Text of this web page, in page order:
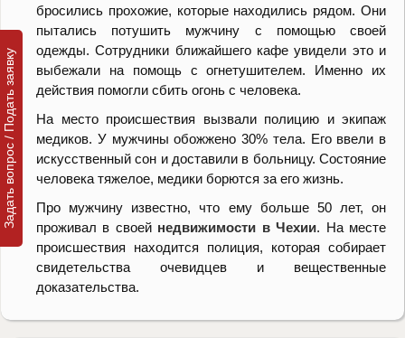
бросились прохожие, которые находились рядом. Они
пытались потушить мужчину с помощью своей
одежды. Сотрудники ближайшего кафе увидели это и
выбежали на помощь с огнетушителем. Именно их
действия помогли сбить огонь с человека.
На место происшествия вызвали полицию и экипаж
медиков. У мужчины обожжено 30% тела. Его ввели в
искусственный сон и доставили в больницу. Состояние
человека тяжелое, медики борются за его жизнь.
Про мужчину известно, что ему больше 50 лет, он
проживал в своей недвижимости в Чехии. На месте
происшествия находится полиция, которая собирает
свидетельства очевидцев и вещественные
доказательства.
Задать вопрос / Подать заявку